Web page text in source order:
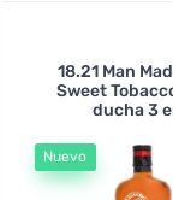
pero
quebradizos y
regenerados
Naturae .
18.21 Man
Sweet
ducha 3
Nuevo